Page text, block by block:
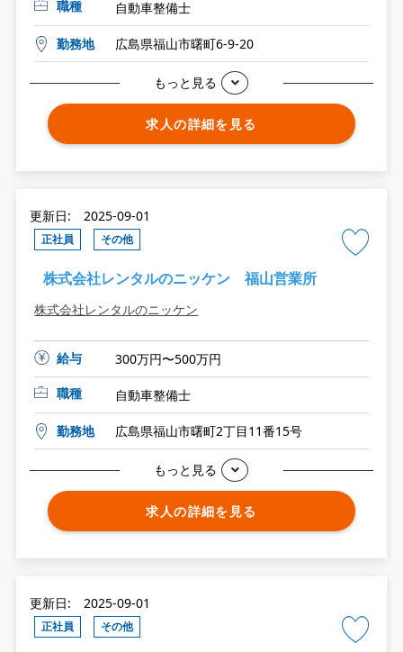
職種 自動車整備士
勤務地 広島県福山市曙町6-9-20
もっと見る
求人の詳細を見る
更新日: 2025-09-01
正社員 その他
株式会社レンタルのニッケン 福山営業所
株式会社レンタルのニッケン
給与
300万円〜500万円
職種
自動車整備士
勤務地 広島県福山市曙町2丁目11番15号
もっと見る
求人の詳細を見る
更新日: 2025-09-01
正社員 その他